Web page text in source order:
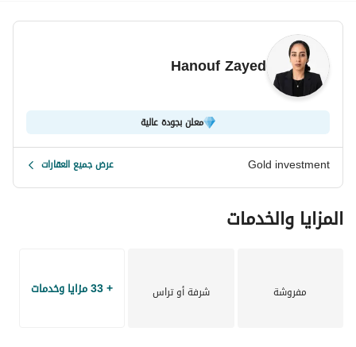
صف أول على البحر
تراس
خدمة Wi-Fi متوفرة
مكان مخصص لركن السيارة
موقع متميز
الكود: #G-AMB-M10
للاستفسار والحجز:
واتساب: Wa. me/ عرض معلومات الاتصال
Hanouf Zayed
معلن بجودة عالية
Gold investment عرض جميع العقارات
المزايا والخدمات
مفروشة شرفة أو تراس + 33 مزايا وخدمات